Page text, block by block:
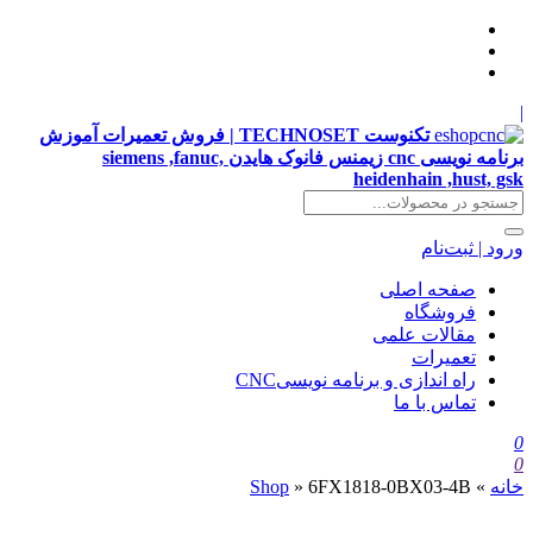
|
تکنوست TECHNOSET | فروش تعمیرات آموزش
برنامه نویسی cnc زیمنس فانوک هایدن siemens ,fanuc,
heidenhain ,hust, gsk
ورود | ثبت‌نام
صفحه اصلی
فروشگاه
مقالات علمی
تعمیرات
راه اندازی و برنامه نویسیCNC
تماس با ما
0
0
خانه »
Shop » 6FX1818-0BX03-4B